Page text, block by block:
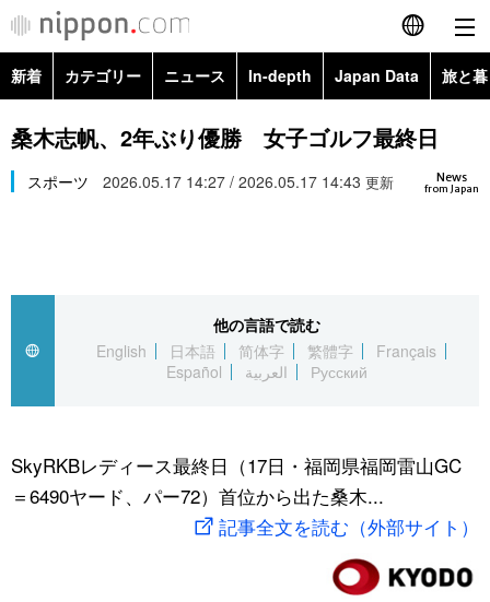
English
简体字
繁體字
العربية
社会
旅と暮らし
新着 カテゴリー ニュース In-depth Japan Data 旅と
政治・外交
経済・ビジネス
社会
文化
科学・技術
暮らし
Topics
Images
お知らせ
桑木志帆、2年ぶり優勝 女子ゴルフ最終日
News
from Japan
スポーツ 2026.05.17 14:27 / 2026.05.17 14:43 更新
他の言語で読む
English
日本語 简体字 繁體字
Français
Español
العربية Русский
SkyRKBレディース最終日（17日・福岡県福岡雷山GC
＝6490ヤード、パー72）首位から出た桑木...
記事全文を読む（外部サイト）